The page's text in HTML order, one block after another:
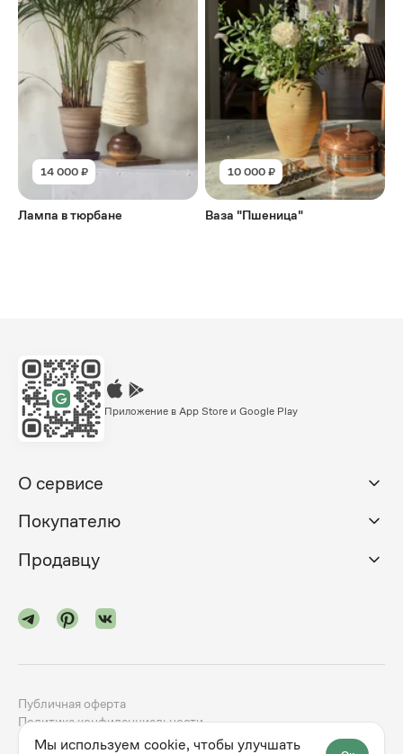
14 000 ₽
Лампа в тюрбане
10 000 ₽
Ваза "Пшеница"
Приложение в App Store и Google Play
О сервисе
Покупателю
Продавцу
Публичная оферта
Политика конфиденциальности
Мы используем cookie, чтобы улучшать